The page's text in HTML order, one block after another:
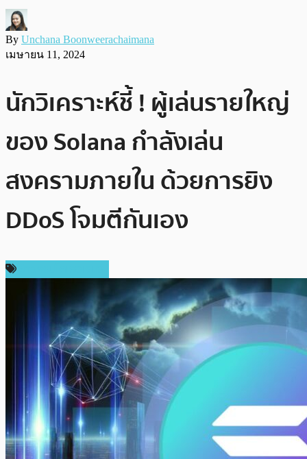
By Unchana Boonweerachaimana
เมษายน 11, 2024
นักวิเคราะห์ชี้ ! ผู้เล่นรายใหญ่
ของ Solana กำลังเล่น
สงครามภายใน ด้วยการยิง
DDoS โจมตีกันเอง